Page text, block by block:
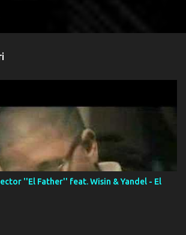
''El Father'' feat. Wisin & Yandel - El